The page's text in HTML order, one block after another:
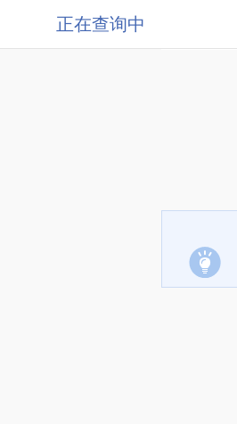
正在查询中